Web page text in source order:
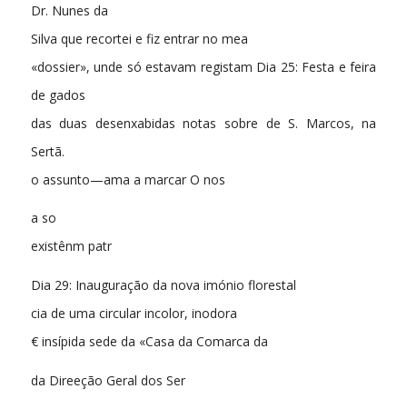
Dr. Nunes da
Silva que recortei e fiz entrar no mea
«dossier», unde só estavam registam Dia 25: Festa e feira
de gados
das duas desenxabidas notas sobre de S. Marcos, na
Sertã.
o assunto—ama a marcar O nos
a so
existênm patr
Dia 29: Inauguração da nova imónio florestal
cia de uma circular incolor, inodora
€ insípida sede da «Casa da Comarca da
da Direeção Geral dos Ser